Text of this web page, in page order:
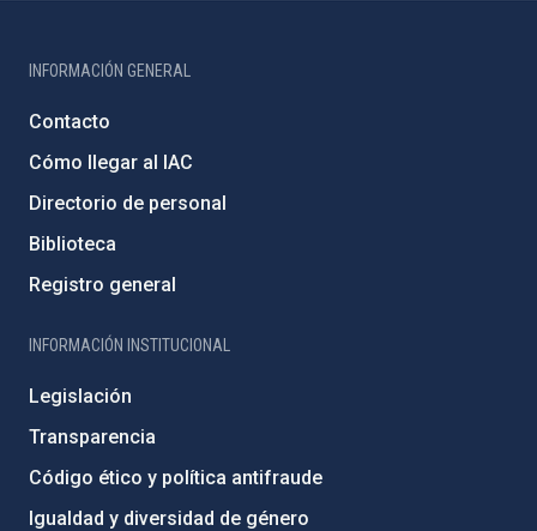
INFORMACIÓN GENERAL
Contacto
Cómo llegar al IAC
Directorio de personal
Biblioteca
Registro general
INFORMACIÓN INSTITUCIONAL
Legislación
Transparencia
Código ético y política antifraude
Igualdad y diversidad de género